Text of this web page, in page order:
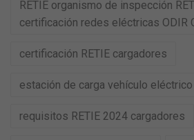
RETIE organismo de inspección
certificación redes eléctricas ODIR
certificación RETIE cargadores
estación de carga vehículo
requisitos RETIE 2024 cargadores